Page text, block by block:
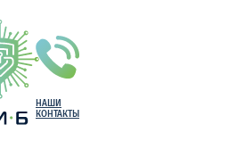
НАШИ
КОНТАКТЫ